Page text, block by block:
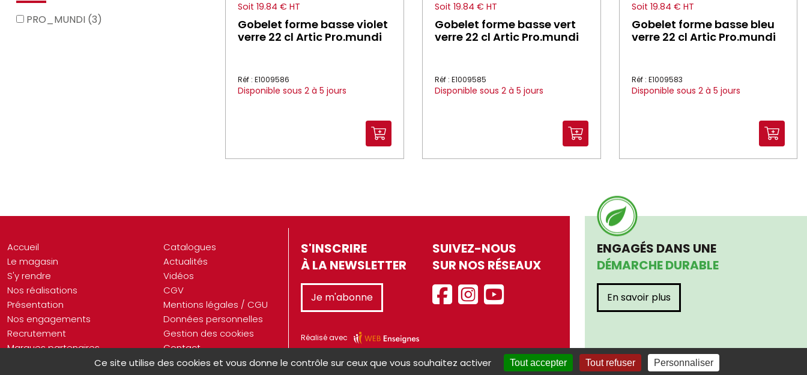
Soit 19.84 € HT
Gobelet forme basse violet
verre 22 cl Artic Pro.mundi
Réf : E1009586
Disponible sous 2 à 5 jours
Soit 19.84 € HT
Gobelet forme basse vert
verre 22 cl Artic Pro.mundi
Réf : E1009585
Disponible sous 2 à 5 jours
Soit 19.84 € HT
Gobelet forme basse bleu
verre 22 cl Artic Pro.mundi
Réf : E1009583
Disponible sous 2 à 5 jours
PRO_MUNDI (3)
Accueil
Le magasin
S'y rendre
Nos réalisations
Présentation
Nos engagements
Recrutement
Marques partenaires
Catalogues
Actualités
Vidéos
CGV
Mentions légales / CGU
Données personnelles
Gestion des cookies
Contact
S'INSCRIRE
À LA NEWSLETTER
Je m'abonne
SUIVEZ-NOUS
SUR NOS RÉSEAUX
Réalisé avec
ENGAGÉS DANS UNE
DÉMARCHE DURABLE
En savoir plus
Ce site utilise des cookies et vous donne le contrôle sur ceux que vous souhaitez activer Tout accepter Tout refuser Personnaliser